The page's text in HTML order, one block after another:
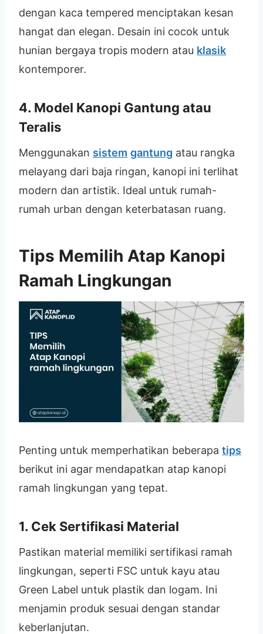
dengan kaca tempered menciptakan kesan
hangat dan elegan. Desain ini cocok untuk
hunian bergaya tropis modern atau klasik
kontemporer.
4. Model Kanopi Gantung atau
Teralis
Menggunakan sistem gantung atau rangka
melayang dari baja ringan, kanopi ini terlihat
modern dan artistik. Ideal untuk rumah-
rumah urban dengan keterbatasan ruang.
Tips Memilih Atap Kanopi
Ramah Lingkungan
Penting untuk memperhatikan beberapa tips
berikut ini agar mendapatkan atap kanopi
ramah lingkungan yang tepat.
1. Cek Sertifikasi Material
Pastikan material memiliki sertifikasi ramah
lingkungan, seperti FSC untuk kayu atau
Green Label untuk plastik dan logam. Ini
menjamin produk sesuai dengan standar
keberlanjutan.